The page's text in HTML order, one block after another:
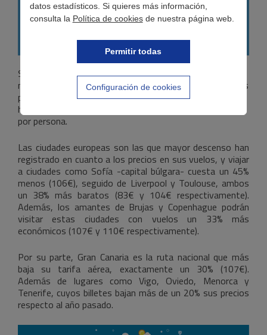
datos estadísticos. Si quieres más información,
consulta la Política de cookiesde nuestra página web.
Permitir todas
Configuración de cookies
Según un estudio de Skyscanner, viajar este año resulta
más económico que en periodos anteriores. De hecho, los
precios de los vuelos a algunos destinos han bajado
hasta un 45%, con descuentos que rondan los 300 euros
por persona.
Las ciudades europeas son las que mayor descenso han
registrado en cuanto a los precios en sus vuelos, y viajar
a ciudades como Sofía -capital búlgara- cuesta un 45%
menos (106€), seguido de Liverpool y Toulouse, ambos
un 38% más baratos (83€ y 104€ respectivamente).
Además, los amantes de Brujas y Copenhague podrán
visitar estas ciudades con vuelos un 33% más
económicos (107€ y 110€ respectivamente).
Por su parte, Gran Canaria es la ruta nacional que más
baja su tarifa aérea, exactamente un 30% (107€).
Además de lugares como Vigo, Oviedo, Menorca y
Tenerife, cuyos billetes bajan más de un 20% sus precios
respecto al año pasado.